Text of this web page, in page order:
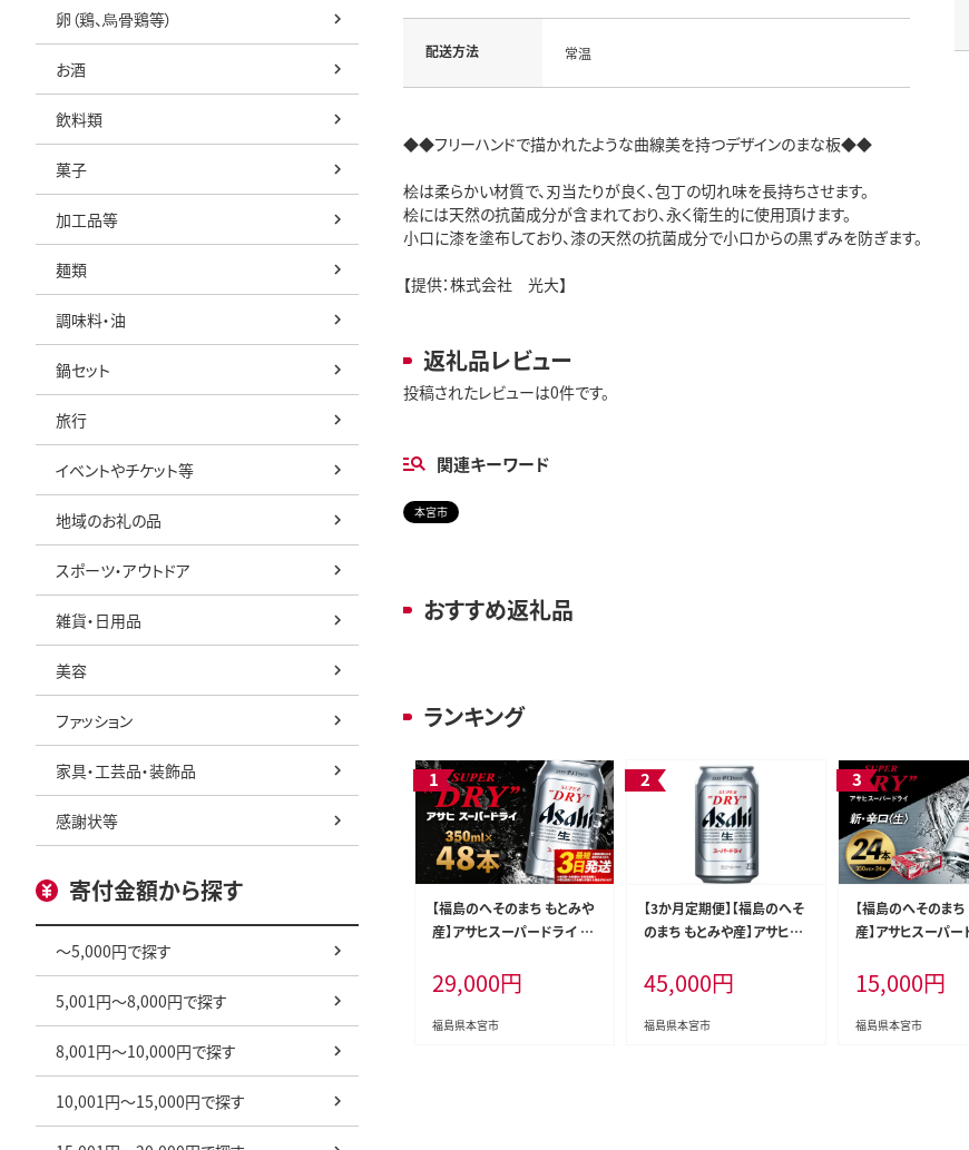
卵（鶏、烏骨鶏等）
お酒
飲料類
菓子
加工品等
麺類
調味料・油
鍋セット
旅行
イベントやチケット等
地域のお礼の品
スポーツ・アウトドア
雑貨・日用品
美容
ファッション
家具・工芸品・装飾品
感謝状等
寄付金額から探す
～5,000円で探す
5,001円～8,000円で探す
8,001円～10,000円で探す
10,001円～15,000円で探す
配送方法 常温
◆◆フリーハンドで描かれたような曲線美を持つデザインのまな板◆◆
桧は柔らかい材質で、刃当たりが良く、包丁の切れ味を長持ちさせます。
桧には天然の抗菌成分が含まれており、永く衛生的に使用頂けます。
小口に漆を塗布しており、漆の天然の抗菌成分で小口からの黒ずみを防ぎます。
【提供：株式会社 光大】
返礼品レビュー
投稿されたレビューは0件です。
関連キーワード
本宮市
おすすめ返礼品
ランキング
【福島のへそのまち もとみや
産】アサヒスーパードライ 35
-0040】
29,000円
福島県本宮市
【3か月定期便】【福島のへそ
のまち もとみや産】アサヒス
【07214-0320】
45,000円
福島県本宮市
【福島のへそのま
産】アサヒスーパー
ス アルコール度数
ール お酒 ビール ア
ーパードライ
15,000円
福島県本宮市